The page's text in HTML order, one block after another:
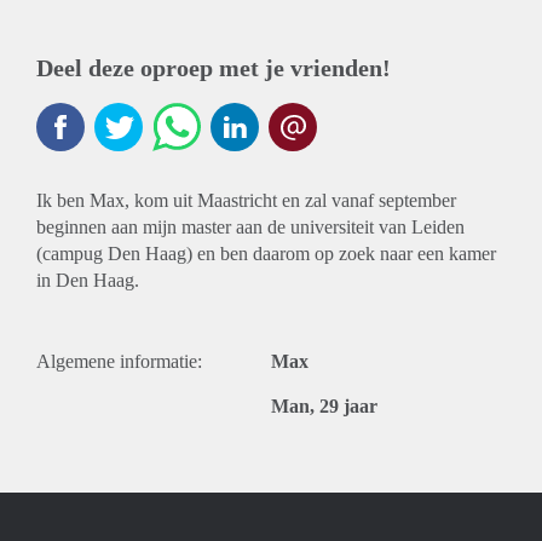
Deel deze oproep met je vrienden!
Ik ben Max, kom uit Maastricht en zal vanaf september
beginnen aan mijn master aan de universiteit van Leiden
(campug Den Haag) en ben daarom op zoek naar een kamer
in Den Haag.
Algemene informatie: Max
Man, 29 jaar